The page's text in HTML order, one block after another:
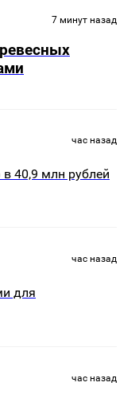
7 минут назад
час назад
40,9 млн рублей
час назад
для
час назад